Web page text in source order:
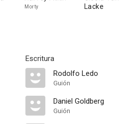
Morty
Lacke
Escritura
Rodolfo Ledo
Guión
Daniel Goldberg
Guión